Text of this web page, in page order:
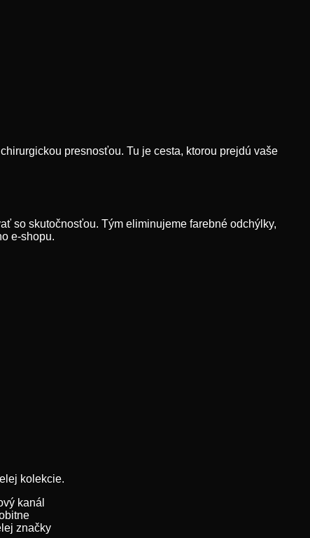
presnosťou. Tu je cesta, ktorou prejdú vaše
so skutočnosťou. Tým eliminujeme farebné odchýlky,
e-shopu.
kolekcie.
kanál
značky